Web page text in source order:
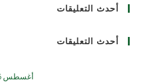
أحدث التعليقات
أحدث التعليقات
أغسطس 2026